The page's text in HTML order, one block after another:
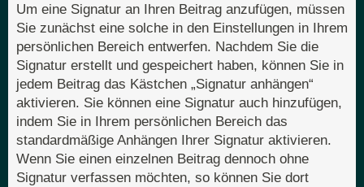
Um eine Signatur an Ihren Beitrag anzufügen, müssen
Sie zunächst eine solche in den Einstellungen in Ihrem
persönlichen Bereich entwerfen. Nachdem Sie die
Signatur erstellt und gespeichert haben, können Sie in
jedem Beitrag das Kästchen „Signatur anhängen“
aktivieren. Sie können eine Signatur auch hinzufügen,
indem Sie in Ihrem persönlichen Bereich das
standardmäßige Anhängen Ihrer Signatur aktivieren.
Wenn Sie einen einzelnen Beitrag dennoch ohne
Signatur verfassen möchten, so können Sie dort